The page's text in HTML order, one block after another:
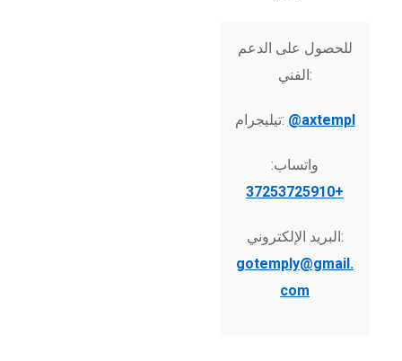
للحصول على الدعم
الفني:
تيليجرام: @axtempl
واتساب:
+37253725910
البريد الإلكتروني:
gotemply@gmail.
com